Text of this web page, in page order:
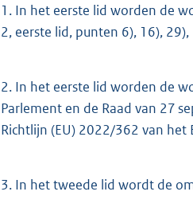
1. In het eerste lid worden de
2, eerste lid, punten 6), 16),
2. In het eerste lid worden de
Parlement en de Raad van 27
Richtlijn (EU) 2022/362 van het
3. In het tweede lid wordt de